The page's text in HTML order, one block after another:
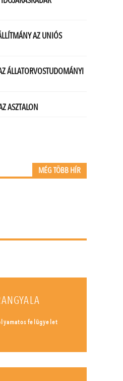
MÉG TÖBB HÍR
felügyelet